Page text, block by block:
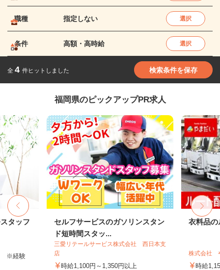
職種 指定しない 選択
条件 高額・高時給 選択
全 4 件ヒットしました 検索条件を保存
福岡県のピックアップPR求人
タッフ
※経験
セルフサービスのガソリンスタン
ド短時間スタッ...
三愛リテールサービス株式会社 西日本支
店
時給1,100円～1,350円以上
衣料品の
株式会社
時給